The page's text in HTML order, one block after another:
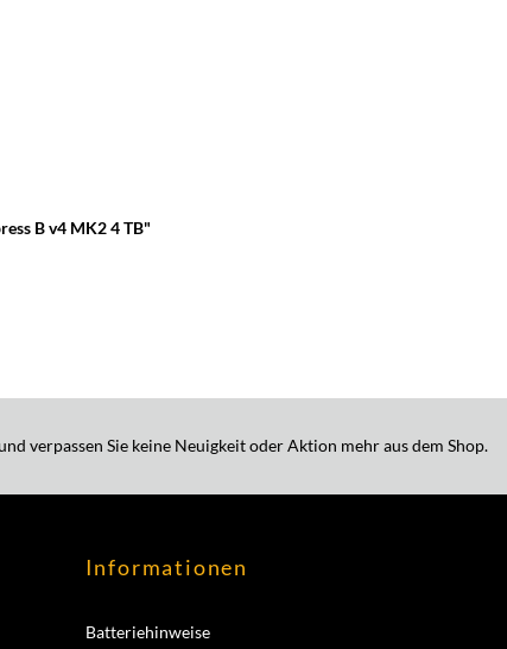
B v4 MK2 4 TB"
verpassen Sie keine Neuigkeit oder Aktion mehr aus dem Shop.
Informationen
Batteriehinweise